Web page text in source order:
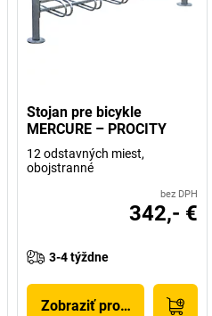
Stojan pre bicykle
MERCURE – PROCITY
12 odstavných miest,
obojstranné
bez DPH
342,- €
3-4 týždne
Zobraziť produkt